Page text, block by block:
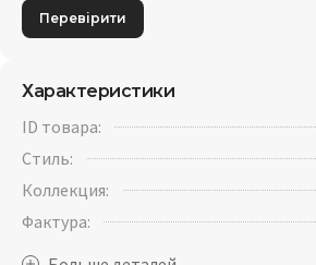
Перевірити
Характеристики
ID товара:
Стиль:
Коллекция:
Фактура: